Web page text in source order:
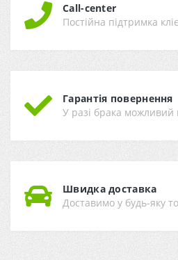
Call-center
Постійна підтримка
Гарантія повернення
У разі брака можливий
Швидка доставка
Доставимо у будь-яку